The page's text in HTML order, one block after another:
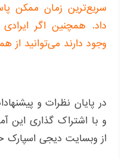
سریع‌ترین زمان ممکن
داد. همچنین اگر
وجود دارند می‌توانید از
در پایان نظرات و
و با اشتراک گذاری این
از وبسایت دیجی اسپارک